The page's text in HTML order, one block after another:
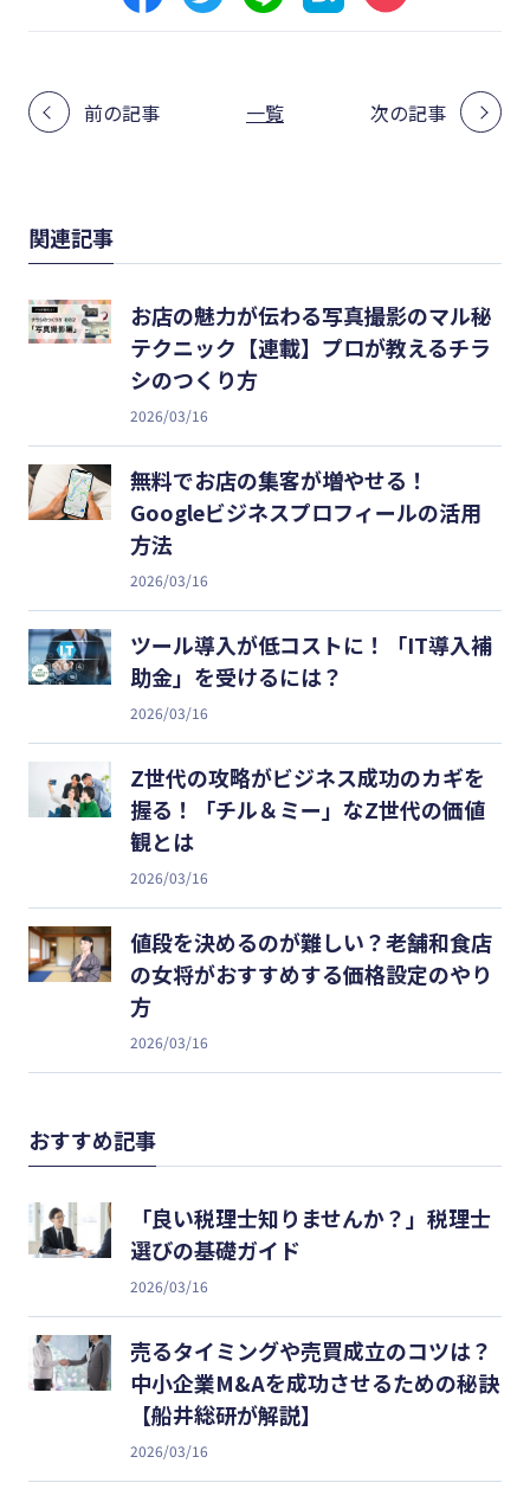
前の記事 一覧 次の記事
関連記事
お店の魅力が伝わる写真撮影のマル秘
テクニック【連載】プロが教えるチラ
シのつくり方
2026/03/16
無料でお店の集客が増やせる！
Googleビジネスプロフィールの活用
方法
2026/03/16
ツール導入が低コストに！「IT導入補
助金」を受けるには？
2026/03/16
Z世代の攻略がビジネス成功のカギを
握る！「チル＆ミー」なZ世代の価値
観とは
2026/03/16
値段を決めるのが難しい？老舗和食店
の女将がおすすめする価格設定のやり
方
2026/03/16
おすすめ記事
「良い税理士知りませんか？」税理士
選びの基礎ガイド
2026/03/16
売るタイミングや売買成立のコツは？
中小企業M&Aを成功させるための秘訣
【船井総研が解説】
2026/03/16